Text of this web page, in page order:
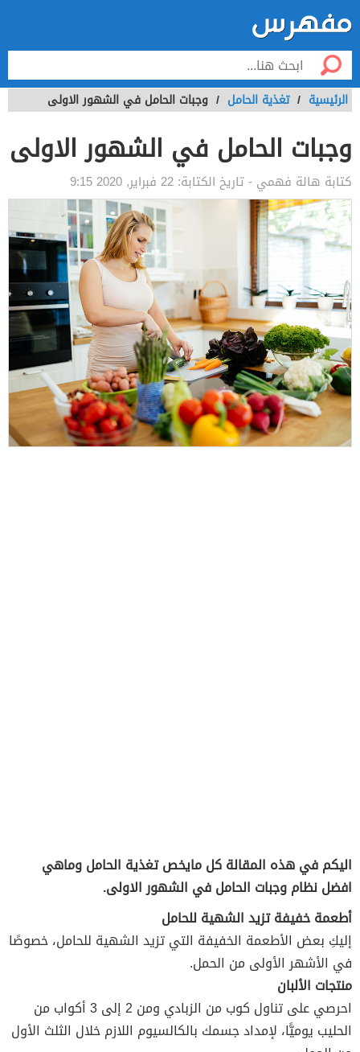
الرئيسية / تغذية الحامل / وجبات الحامل في الشهور الاولى
وجبات الحامل في الشهور الاولى
كتابة هالة فهمي - تاريخ الكتابة: 22 فبراير, 2020 9:15
اليكم في هذه المقالة كل مايخص تغذية الحامل وماهي
افضل نظام وجبات الحامل في الشهور الاولى.
أطعمة خفيفة تزيد الشهية للحامل
إليكِ بعض الأطعمة الخفيفة التي تزيد الشهية للحامل، خصوصًا
في الأشهر الأولى من الحمل.
منتجات الألبان
احرصي على تناول كوب من الزبادي ومن 2 إلى 3 أكواب من
الحليب يوميًّا، لإمداد جسمك بالكالسيوم اللازم خلال الثلث الأول